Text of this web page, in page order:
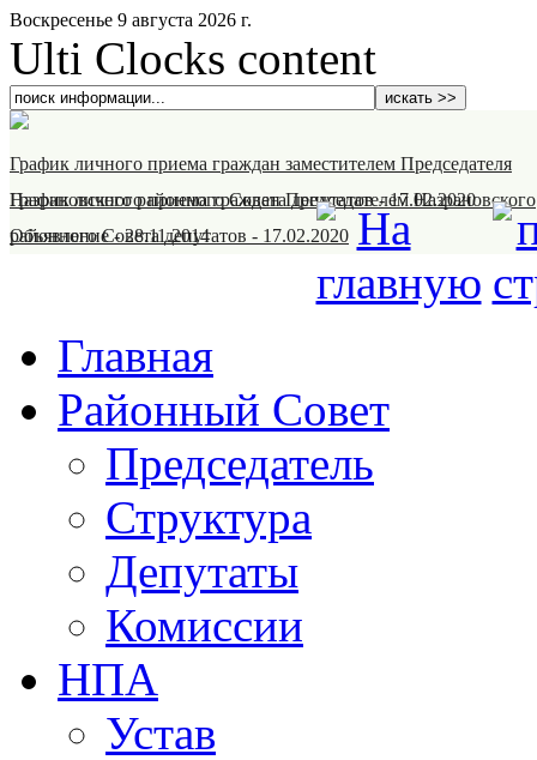
Воскресенье 9 августа 2026 г.
Ulti Clocks content
График личного приема граждан заместителем Председателя
Назрановского районного Совета депутатов-17.02.2020
График личного приема граждан Председателем Назрановского
районного Совета депутатов - 17.02.2020
Объявление-28.11.2014
Главная
Районный Совет
Председатель
Структура
Депутаты
Комиссии
НПА
Устав